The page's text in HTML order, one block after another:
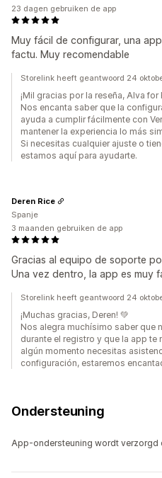
Muy fácil de configurar, una
factu. Muy recomendable
23 dagen gebruiken de app
Storelink heeft geantwoord 24
¡Mil gracias por la reseña, Alva for
Nos encanta saber que la
ayuda a cumplir fácilmente con
mantener la experiencia lo más
Si necesitas cualquier ajuste o
estamos aquí para ayudarte.
Gracias al equipo de soporte
Una vez dentro, la app es muy
Deren Rice
Spanje
3 maanden gebruiken de app
Storelink heeft geantwoord 24
¡Muchas gracias, Deren! 💚
Nos alegra muchísimo saber que
durante el registro y que la app te
algún momento necesitas
configuración, estaremos
Ondersteuning
App-ondersteuning wordt verzorgd